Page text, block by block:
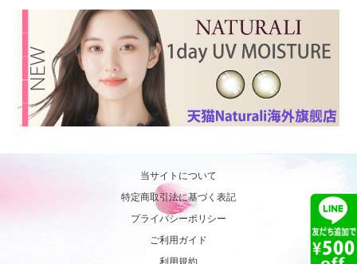
当サイトについて
特定商取引法に基づく表記
プライバシーポリシー
ご利用ガイド
利用規約